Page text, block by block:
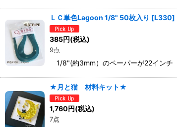
ＬＣ単色Lagoon 1/8" 50枚入り [L330]
385円(税込)
9点
1/8"(約3mm）のペーパーが22インチ
★月と猫 材料キット★
1,760円(税込)
7点